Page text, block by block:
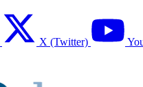
X (Twitter)